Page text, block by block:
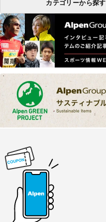
カテゴリーから探す